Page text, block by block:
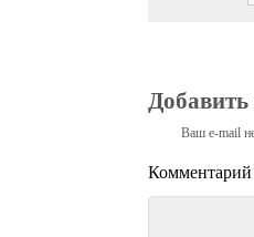
Ваш e-mail
Комментарий